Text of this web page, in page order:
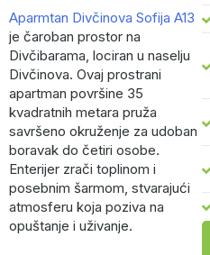
Aparmtan Divčinova Sofija A13
je čaroban prostor na
Divčibarama, lociran u naselju
Divčinova. Ovaj prostrani
apartman površine 35
kvadratnih metara pruža
savršeno okruženje za udoban
boravak do četiri osobe.
Enterijer zrači toplinom i
posebnim šarmom, stvarajući
atmosferu koja poziva na
opuštanje i uživanje.